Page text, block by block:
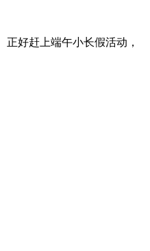
好赶上端午小长假活动，